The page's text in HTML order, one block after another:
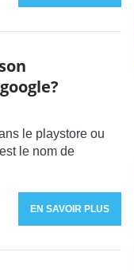
le playstore ou
le nom de
EN SAVOIR PLUS